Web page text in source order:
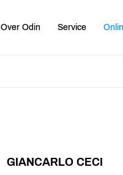
Over Odin Service
GIANCARLO CECI